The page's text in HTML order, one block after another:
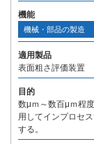
機能
機械・部品の製造
適用製品
表面粗さ評価装置
目的
数μｍ～数百μｍ程
用してインプロセ
する。